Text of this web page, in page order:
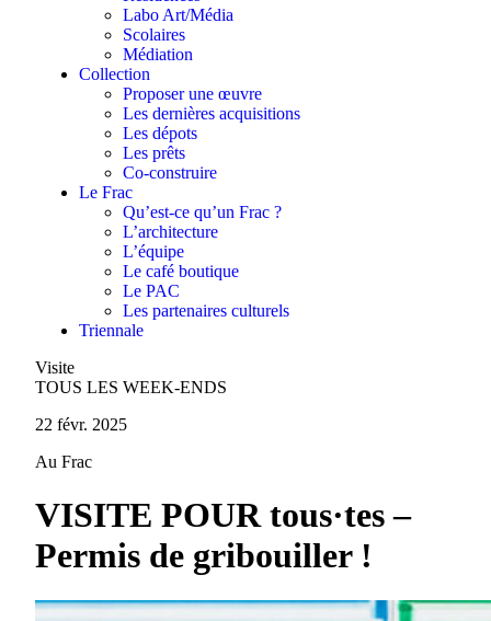
Labo Art/Média
Scolaires
Médiation
Collection
Proposer une œuvre
Les dernières acquisitions
Les dépots
Les prêts
Co-construire
Le Frac
Qu’est-ce qu’un Frac ?
L’architecture
L’équipe
Le café boutique
Le PAC
Les partenaires culturels
Triennale
Visite
TOUS LES WEEK-ENDS
22 févr. 2025
Au Frac
VISITE POUR tous·tes –
Permis de gribouiller !